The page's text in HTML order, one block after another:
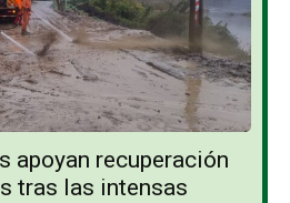
apoyan recuperación
tras las intensas